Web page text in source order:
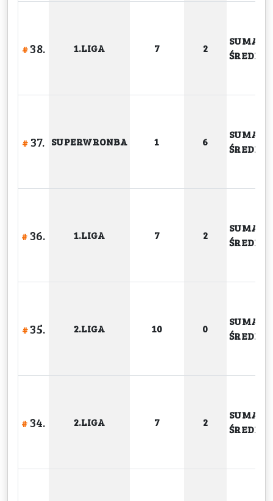
#38. 1.LIGA 7 2
SUMA
ŚREDNIA
#37. SUPERWRONBA 1 6
SUMA
ŚREDNIA
#36. 1.LIGA 7 2
SUMA
ŚREDNIA
#35. 2.LIGA 10 0
SUMA
ŚREDNIA
#34. 2.LIGA 7 2
SUMA
ŚREDNIA